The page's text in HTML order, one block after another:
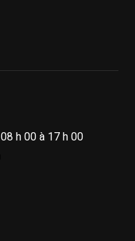
08 h 00 à 17 h 00